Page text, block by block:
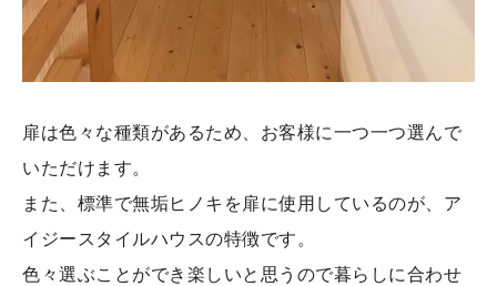
扉は色々な種類があるため、お客様に一つ一つ選んで
いただけます。
また、標準で無垢ヒノキを扉に使用しているのが、ア
イジースタイルハウスの特徴です。
色々選ぶことができ楽しいと思うので暮らしに合わせ